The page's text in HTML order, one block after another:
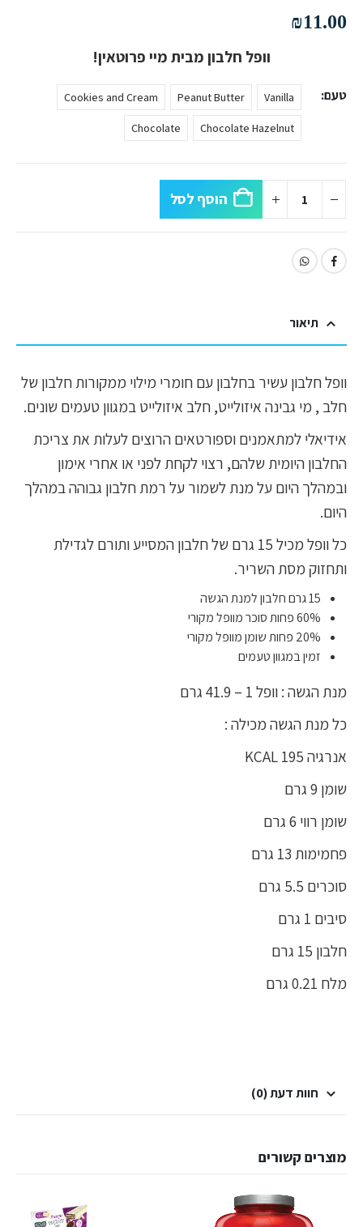
₪11.00
וופל חלבון מבית מיי פרוטאין!
טעם Vanilla
Peanut Butter
Cookies and Cream
Chocolate Hazelnut
Chocolate
הוסף לסל
תיאור
וופל חלבון עשיר בחלבון עם חומרי מילוי ממקורות חלבון של
חלב , מי גבינה איזולייט, חלב איזולייט במגוון טעמים שונים.
אידיאלי למתאמנים וספורטאים הרוצים לעלות את צריכת
החלבון היומית שלהם, רצוי לקחת לפני או אחרי אימון
ובמהלך היום על מנת לשמור על רמת חלבון גבוהה במהלך
היום.
כל וופל מכיל 15 גרם של חלבון המסייע ותורם לגדילת
ותחזוק מסת השריר.
15 גרם חלבון למנת הגשה
60% פחות סוכר מוופל מקורי
20% פחות שומן מוופל מקורי
זמין במגוון טעמים
מנת הגשה : וופל 1 – 41.9 גרם
כל מנת הגשה מכילה :
אנרגיה 195 KCAL
שומן 9 גרם
שומן רווי 6 גרם
פחמימות 13 גרם
סוכרים 5.5 גרם
סיבים 1 גרם
חלבון 15 גרם
מלח 0.21 גרם
חוות דעת (0)
מוצרים קשורים